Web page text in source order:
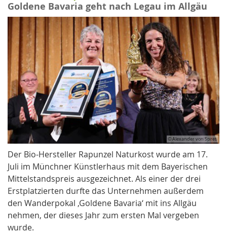
Goldene Bavaria geht nach Legau im Allgäu
© Alexander von Spreti
Der Bio-Hersteller Rapunzel Naturkost wurde am 17.
Juli im Münchner Künstlerhaus mit dem Bayerischen
Mittelstandspreis ausgezeichnet. Als einer der drei
Erstplatzierten durfte das Unternehmen außerdem
den Wanderpokal ‚Goldene Bavaria‘ mit ins Allgäu
nehmen, der dieses Jahr zum ersten Mal vergeben
wurde.